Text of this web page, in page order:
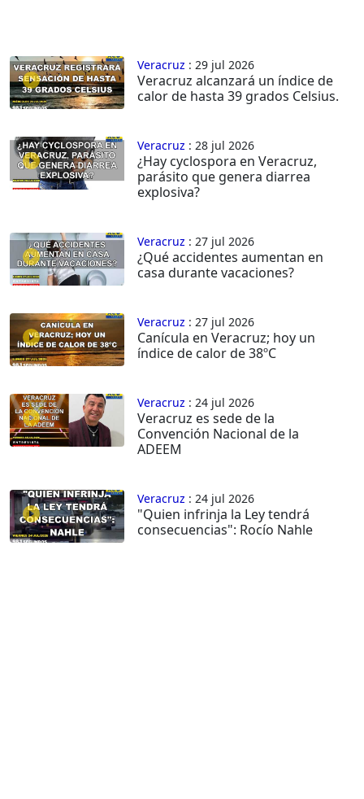
Veracruz : 29 jul 2026
Veracruz alcanzará un índice de
calor de hasta 39 grados Celsius.
Veracruz : 28 jul 2026
¿Hay cyclospora en Veracruz,
parásito que genera diarrea
explosiva?
Veracruz : 27 jul 2026
¿Qué accidentes aumentan en
casa durante vacaciones?
Veracruz : 27 jul 2026
Canícula en Veracruz; hoy un
índice de calor de 38ºC
Veracruz : 24 jul 2026
Veracruz es sede de la
Convención Nacional de la
ADEEM
Veracruz : 24 jul 2026
"Quien infrinja la Ley tendrá
consecuencias": Rocío Nahle